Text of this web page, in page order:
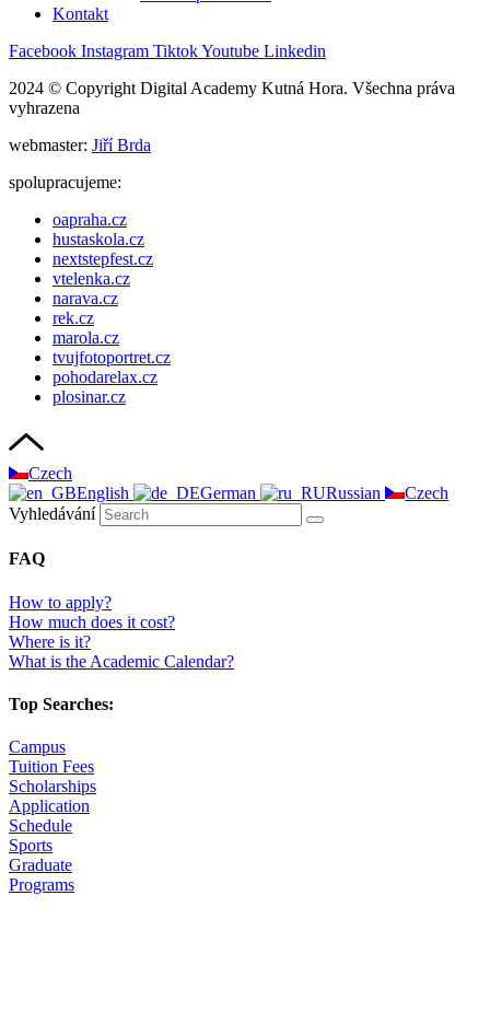
Kontakt
Facebook Instagram TiktokYoutube Linkedin
2024 © Copyright Digital Academy Kutná Hora. Všechna práva
vyhrazena
webmaster: Jiří Brda
spolupracujeme:
oapraha.cz
hustaskola.cz
nextstepfest.cz
vtelenka.cz
narava.cz
rek.cz
marola.cz
tvujfotoportret.cz
pohodarelax.cz
plosinar.cz
Czech
English
German Russian
Czech
Vyhledávání
FAQ
How to apply?
How much does it cost?
Where is it?
What is the Academic Calendar?
Top Searches:
Campus
Tuition Fees
Scholarships
Application
Schedule
Sports
Graduate
Programs